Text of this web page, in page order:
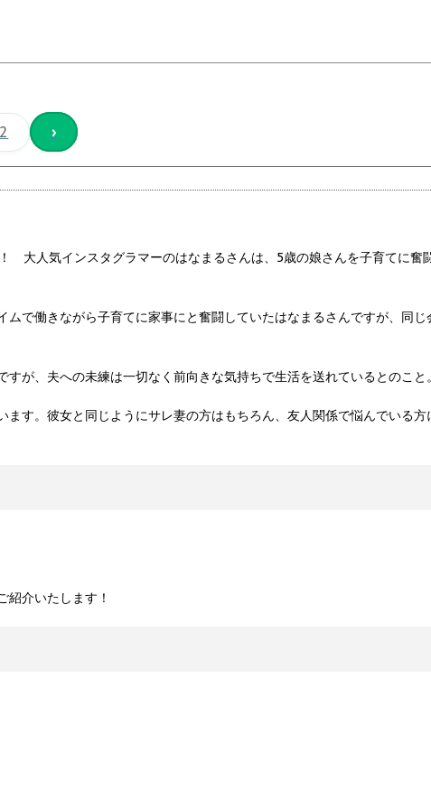
2 ›
大人気インスタグラマーのはなまるさんは、5歳の娘さんを子育てに奮
で働きながら子育てに家事にと奮闘していたはなまるさんですが、同
が、夫への未練は一切なく前向きな気持ちで生活を送れているとのこと
す。彼女と同じようにサレ妻の方はもちろん、友人関係で悩んでいる
介いたします！